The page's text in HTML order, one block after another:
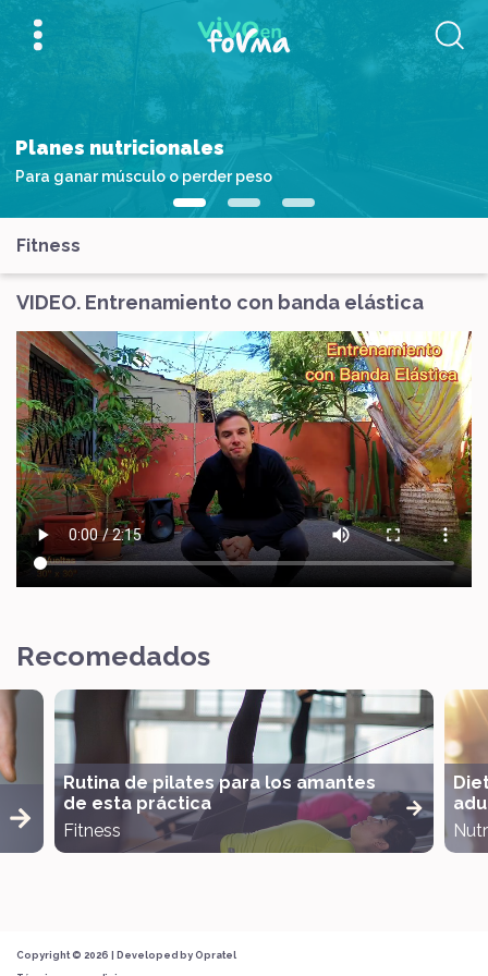
Planes nutricionales
Para ganar músculo o perder peso
Fitness
VIDEO. Entrenamiento con banda elástica
Recomedados
Rutina de pilates para los amantes
de esta práctica
Fitness
Copyright © 2026 | Developed by Opratel